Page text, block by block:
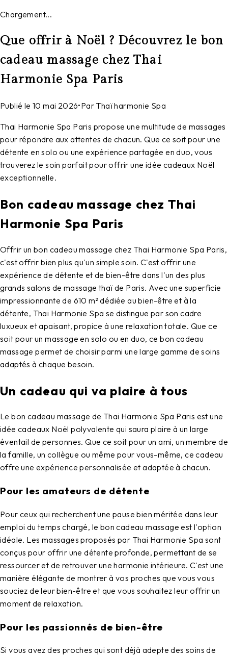
Chargement...
Que offrir à Noël ? Découvrez le bon
cadeau massage chez Thai
Harmonie Spa Paris
Publié le 10 mai 2026•Par Thaï harmonie Spa
Thai Harmonie Spa Paris propose une multitude de massages
pour répondre aux attentes de chacun. Que ce soit pour une
détente en solo ou une expérience partagée en duo, vous
trouverez le soin parfait pour offrir une idée cadeaux Noël
exceptionnelle.
Bon cadeau massage chez Thai
Harmonie Spa Paris
Offrir unbon cadeau massage chez Thai Harmonie Spa Paris,
c'est offrir bien plus qu'un simple soin. C'est offrir une
expérience de détente et de bien-être dans l'un des plus
grands salons de massage thaï de Paris. Avec une superficie
impressionnante de 610 m² dédiée au bien-être et à la
détente, Thai Harmonie Spa se distingue par son cadre
luxueux et apaisant, propice à une relaxation totale. Que ce
soit pour un massage en solo ou en duo, ce bon cadeau
massage permet de choisir parmi une large gamme de soins
adaptés à chaque besoin.
Un cadeau qui va plaire à tous
Lebon cadeau massage de Thai Harmonie Spa Paris est une
idée cadeaux Noël polyvalente qui saura plaire à un large
éventail de personnes. Que ce soit pour un ami, un membre de
la famille, un collègue ou même pour vous-même, ce cadeau
offre une expérience personnalisée et adaptée à chacun.
Pour les amateurs de détente
Pour ceux qui recherchent une pause bien méritée dans leur
emploi du temps chargé, le bon cadeau massage est l'option
idéale. Les massages proposés par Thai Harmonie Spa sont
conçus pour offrir une détente profonde, permettant de se
ressourcer et de retrouver une harmonie intérieure. C'est une
manière élégante de montrer à vos proches que vous vous
souciez de leur bien-être et que vous souhaitez leur offrir un
moment de relaxation.
Pour les passionnés de bien-être
Si vous avez des proches qui sont déjà adepte des soins de